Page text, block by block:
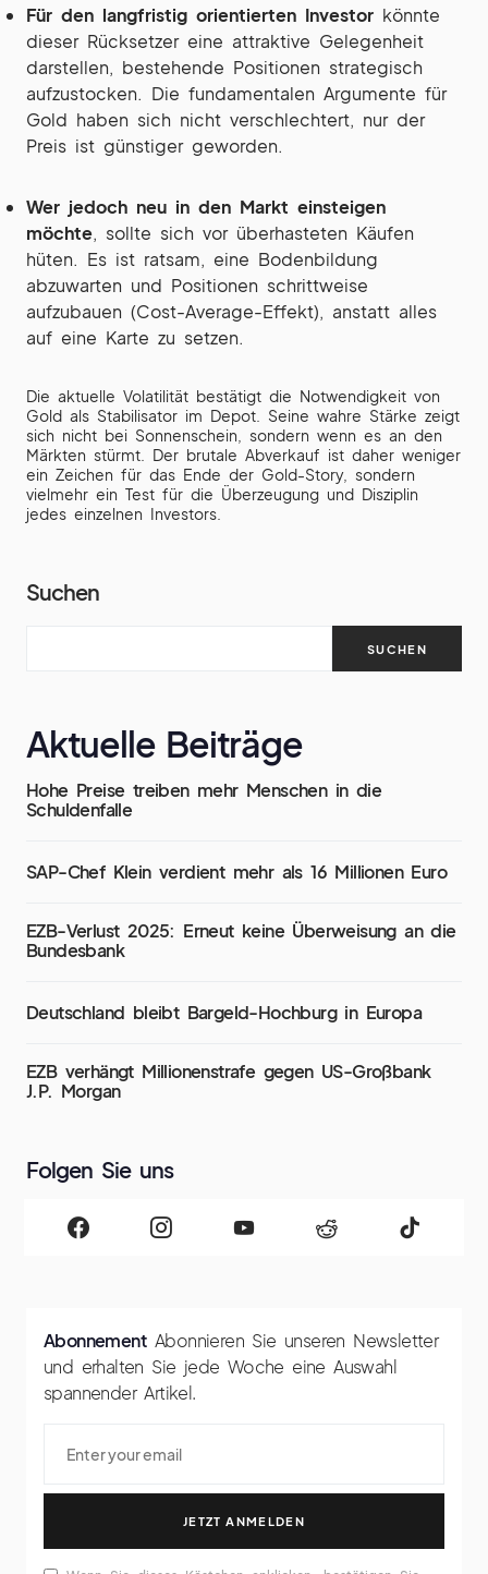
Für den langfristig orientierten Investor könnte
dieser Rücksetzer eine attraktive Gelegenheit
darstellen, bestehende Positionen strategisch
aufzustocken. Die fundamentalen Argumente für
Gold haben sich nicht verschlechtert, nur der
Preis ist günstiger geworden.
Wer jedoch neu in den Markt einsteigen
möchte, sollte sich vor überhasteten Käufen
hüten. Es ist ratsam, eine Bodenbildung
abzuwarten und Positionen schrittweise
aufzubauen (Cost-Average-Effekt), anstatt alles
auf eine Karte zu setzen.
Die aktuelle Volatilität bestätigt die Notwendigkeit von
Gold als Stabilisator im Depot. Seine wahre Stärke zeigt
sich nicht bei Sonnenschein, sondern wenn es an den
Märkten stürmt. Der brutale Abverkauf ist daher weniger
ein Zeichen für das Ende der Gold-Story, sondern
vielmehr ein Test für die Überzeugung und Disziplin
jedes einzelnen Investors.
Suchen
SUCHEN
Aktuelle Beiträge
Hohe Preise treiben mehr Menschen in die
Schuldenfalle
SAP-Chef Klein verdient mehr als 16 Millionen Euro
EZB-Verlust 2025: Erneut keine Überweisung an die
Bundesbank
Deutschland bleibt Bargeld-Hochburg in Europa
EZB verhängt Millionenstrafe gegen US-Großbank
J.P. Morgan
Folgen Sie uns
Abonnement Abonnieren Sie unseren Newsletter
und erhalten Sie jede Woche eine Auswahl
spannender Artikel.
JETZT ANMELDEN